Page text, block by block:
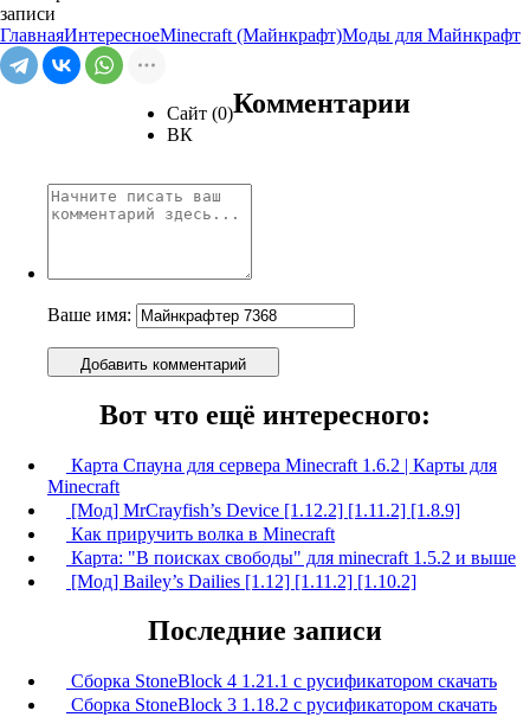
записи
ГлавнаяИнтересноеMinecraft (Майнкрафт)Моды для Майнкрафт
Сайт (0)
ВК
Комментарии
Ваше имя:
Добавить комментарий
Вот что ещё интересного:
Карта Спауна для сервера Minecraft 1.6.2 | Карты для
Minecraft
[Мод] MrCrayfish’s Device [1.12.2] [1.11.2] [1.8.9]
Как приручить волка в Minecraft
Карта: "В поисках свободы" для minecraft 1.5.2 и выше
[Мод] Bailey’s Dailies [1.12] [1.11.2] [1.10.2]
Последние записи
Сборка StoneBlock 4 1.21.1 с русификатором скачать
Сборка StoneBlock 3 1.18.2 с русификатором скачать